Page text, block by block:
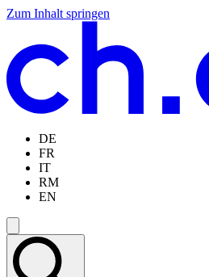
Zum Inhalt springen
Zum
springen
Zur
springen
Zur
springen
Zur
springen
DE
FR
IT
RM
EN